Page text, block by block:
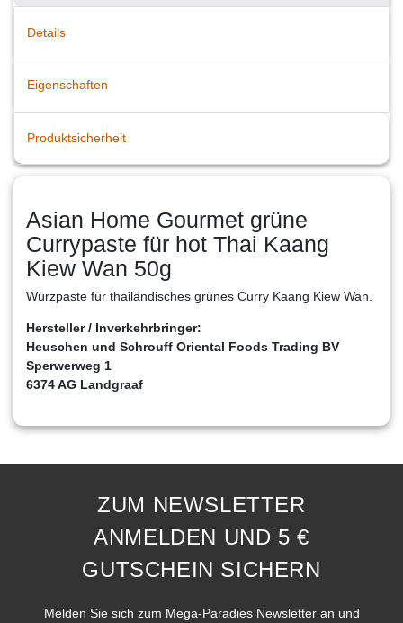
Details
Eigenschaften
Produktsicherheit
Asian Home Gourmet grüne
Currypaste für hot Thai Kaang
Kiew Wan 50g
Würzpaste für thailändisches grünes Curry Kaang Kiew Wan.
Hersteller / Inverkehrbringer:
Heuschen und Schrouff Oriental Foods Trading BV
Sperwerweg 1
6374 AG Landgraaf
ZUM NEWSLETTER
ANMELDEN UND 5 €
GUTSCHEIN SICHERN
Melden Sie sich zum Mega-Paradies Newsletter an und